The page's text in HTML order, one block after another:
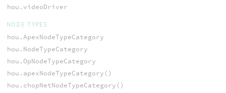
hou.videoDriver
NODE TYPES
hou.ApexNodeTypeCategory
hou.NodeTypeCategory
hou.OpNodeTypeCategory
hou.apexNodeTypeCategory()
hou.chopNetNodeTypeCategory()